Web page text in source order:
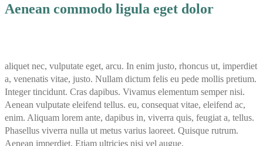
Aenean commodo ligula eget dolor
aliquet nec, vulputate eget, arcu. In enim justo, rhoncus ut, imperdiet
a, venenatis vitae, justo. Nullam dictum felis eu pede mollis pretium.
Integer tincidunt. Cras dapibus. Vivamus elementum semper nisi.
Aenean vulputate eleifend tellus. eu, consequat vitae, eleifend ac,
enim. Aliquam lorem ante, dapibus in, viverra quis, feugiat a, tellus.
Phasellus viverra nulla ut metus varius laoreet. Quisque rutrum.
Aenean imperdiet. Etiam ultricies nisi vel augue.